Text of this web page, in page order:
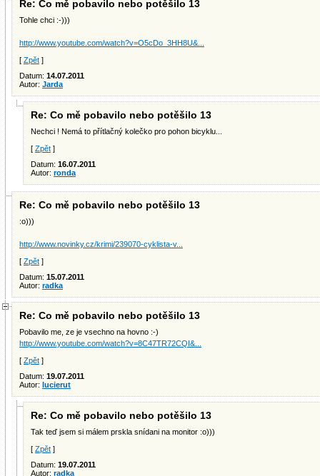
Re: Co mě pobavilo nebo potěšilo 13
Tohle chci :-)))
http://www.youtube.com/watch?v=O5cDo_3HH8U&...
[ Zpět ]
Datum: 14.07.2011
Autor: Jarda
Re: Co mě pobavilo nebo potěšilo 13
Nechci ! Nemá to přítlačný kolečko pro pohon bicyklu...
[ Zpět ]
Datum: 16.07.2011
Autor: ronda
Re: Co mě pobavilo nebo potěšilo 13
:o)))
http://www.novinky.cz/krimi/239070-cyklista-v...
[ Zpět ]
Datum: 15.07.2011
Autor: radka
Re: Co mě pobavilo nebo potěšilo 13
Pobavilo me, ze je vsechno na hovno :-)
http://www.youtube.com/watch?v=8C47TR72CQI&...
[ Zpět ]
Datum: 19.07.2011
Autor: lucierut
Re: Co mě pobavilo nebo potěšilo 13
Tak teď jsem si málem prskla snídani na monitor :o)))
[ Zpět ]
Datum: 19.07.2011
Autor: radka